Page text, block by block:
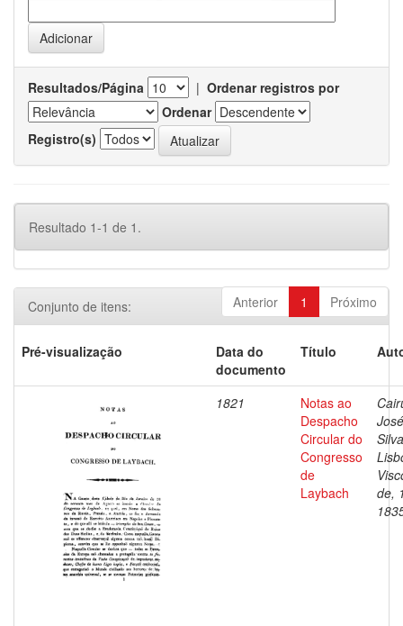
Resultados/Página | Ordenar registros por
Ordenar
Registro(s)
Resultado 1-1 de 1.
Anterior 1 Próximo
Conjunto de itens:
Pré-visualização
Data do
documento
Título
1821
Notas ao
Despacho
Circular do
Congresso
de
Laybach
Silva
de,